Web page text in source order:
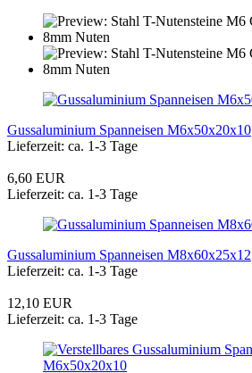
Gussaluminium Spanneisen M6x50x20x10
Lieferzeit: ca. 1-3 Tage
6,60 EUR
Lieferzeit: ca. 1-3 Tage
Gussaluminium Spanneisen M8x60x25x12
Lieferzeit: ca. 1-3 Tage
12,10 EUR
Lieferzeit: ca. 1-3 Tage